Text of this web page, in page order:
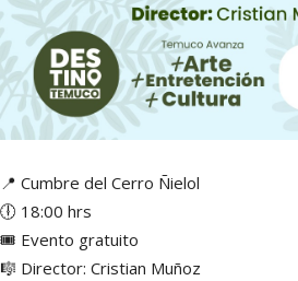
📍 Cumbre del Cerro Ñielol
🕕 18:00 hrs
🎟️ Evento gratuito
🎼 Director: Cristian Muñoz